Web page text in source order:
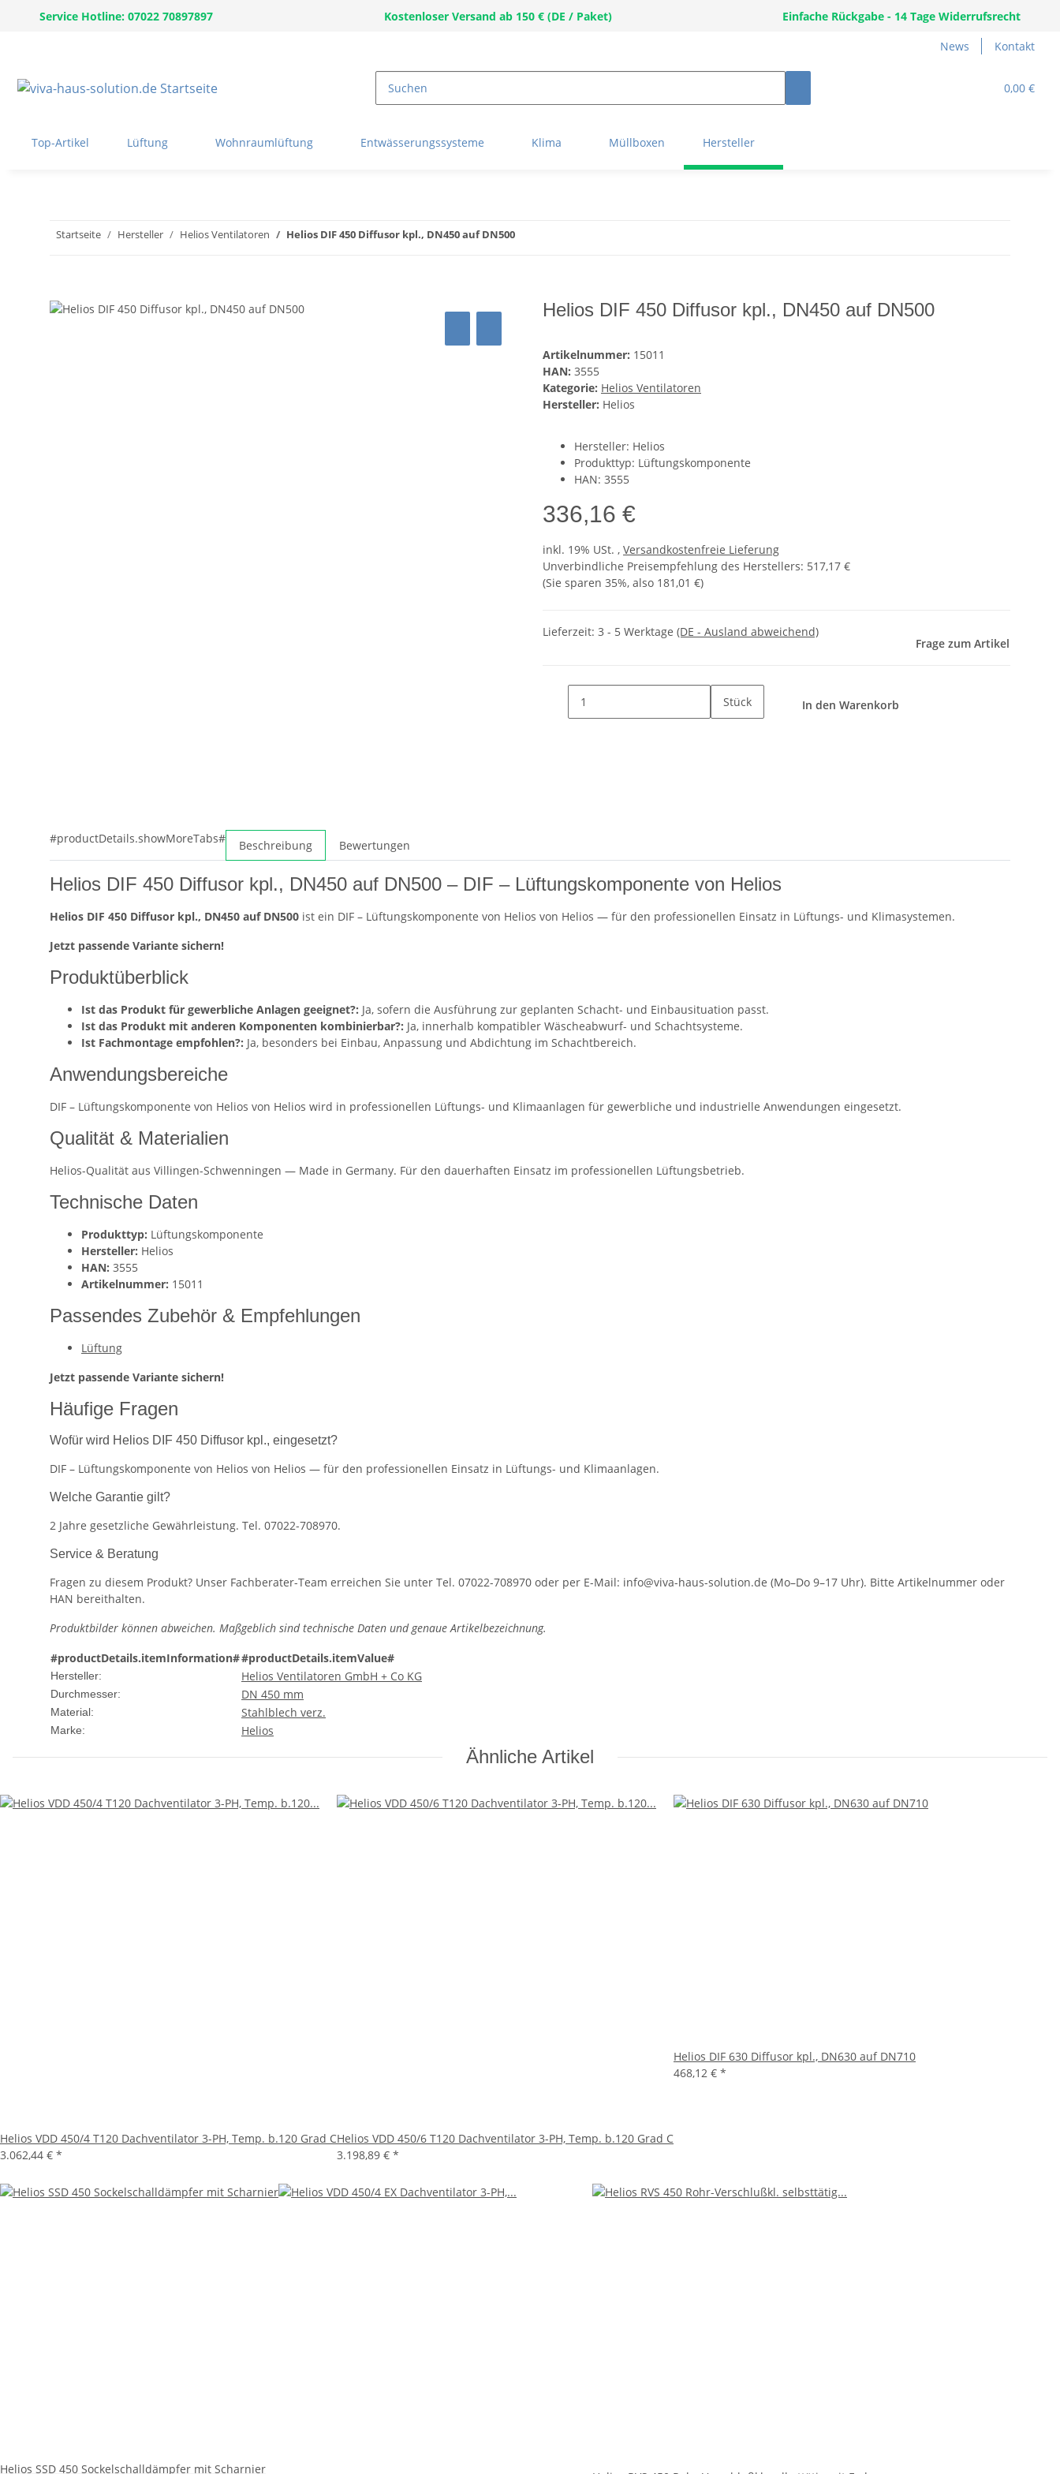
Service Hotline: 07022 70897897 Kostenloser Versand ab 150 € (DE / Paket) Einfache Rückgabe - 14 Tage Widerrufsrecht
News Kontakt
0,00 €
Top-Artikel Lüftung Wohnraumlüftung Entwässerungssysteme Klima Müllboxen Hersteller
Startseite Hersteller Helios Ventilatoren Helios DIF 450 Diffusor kpl., DN450 auf DN500
Helios DIF 450 Diffusor kpl., DN450 auf DN500
Artikelnummer: 15011
HAN: 3555
Kategorie: Helios Ventilatoren
Hersteller: Helios
Hersteller: Helios
Produkttyp: Lüftungskomponente
HAN: 3555
336,16 €
inkl. 19% USt. , Versandkostenfreie Lieferung
Unverbindliche Preisempfehlung des Herstellers: 517,17 €
(Sie sparen 35%, also 181,01 €)
Lieferzeit: 3 - 5 Werktage (DE - Ausland abweichend)
Frage zum Artikel
Stück In den Warenkorb
#productDetails.showMoreTabs# Beschreibung Bewertungen
Helios DIF 450 Diffusor kpl., DN450 auf DN500 – DIF – Lüftungskomponente von Helios
Helios DIF 450 Diffusor kpl., DN450 auf DN500 ist ein DIF – Lüftungskomponente von Helios von Helios — für den professionellen Einsatz in Lüftungs- und Klimasystemen.
Jetzt passende Variante sichern!
Produktüberblick
Ist das Produkt für gewerbliche Anlagen geeignet?: Ja, sofern die Ausführung zur geplanten Schacht- und Einbausituation passt.
Ist das Produkt mit anderen Komponenten kombinierbar?: Ja, innerhalb kompatibler Wäscheabwurf- und Schachtsysteme.
Ist Fachmontage empfohlen?: Ja, besonders bei Einbau, Anpassung und Abdichtung im Schachtbereich.
Anwendungsbereiche
DIF – Lüftungskomponente von Helios von Helios wird in professionellen Lüftungs- und Klimaanlagen für gewerbliche und industrielle Anwendungen eingesetzt.
Qualität & Materialien
Helios-Qualität aus Villingen-Schwenningen — Made in Germany. Für den dauerhaften Einsatz im professionellen Lüftungsbetrieb.
Technische Daten
Produkttyp: Lüftungskomponente
Hersteller: Helios
HAN: 3555
Artikelnummer: 15011
Passendes Zubehör & Empfehlungen
Lüftung
Jetzt passende Variante sichern!
Häufige Fragen
Wofür wird Helios DIF 450 Diffusor kpl., eingesetzt?
DIF – Lüftungskomponente von Helios von Helios — für den professionellen Einsatz in Lüftungs- und Klimaanlagen.
Welche Garantie gilt?
2 Jahre gesetzliche Gewährleistung. Tel. 07022-708970.
Service & Beratung
Fragen zu diesem Produkt? Unser Fachberater-Team erreichen Sie unter Tel. 07022-708970 oder per E-Mail: info@viva-haus-solution.de (Mo–Do 9–17 Uhr). Bitte Artikelnummer oder
HAN bereithalten.
Produktbilder können abweichen. Maßgeblich sind technische Daten und genaue Artikelbezeichnung.
#productDetails.itemInformation##productDetails.itemValue#
Hersteller: Helios Ventilatoren GmbH + Co KG
Durchmesser: DN 450 mm
Material: Stahlblech verz.
Marke: Helios
Ähnliche Artikel
Helios VDD 450/4 T120 Dachventilator 3-PH, Temp. b.120 Grad C
3.062,44 € *
Helios VDD 450/6 T120 Dachventilator 3-PH, Temp. b.120 Grad C
3.198,89 € *
Helios DIF 630 Diffusor kpl., DN630 auf DN710
468,12 € *
Helios SSD 450 Sockelschalldämpfer mit Scharnier